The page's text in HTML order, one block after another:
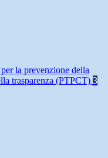
la prevenzione della
trasparenza (PTPCT) 3